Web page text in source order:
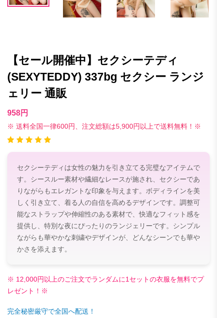
【セール開催中】セクシーテディ
(SEXYTEDDY) 337bg セクシー ランジ
ェリー 通販
958円
※ 送料全国一律600円、注文総額は5,900円以上で送料無料！※
セクシーテディは女性の魅力を引き立てる完璧なアイテムで
す。シースルー素材や繊細なレースが施され、セクシーであ
りながらもエレガントな印象を与えます。ボディラインを美
しく引き立て、着る人の自信を高めるデザインです。調整可
能なストラップや伸縮性のある素材で、快適なフィット感を
提供し、特別な夜にぴったりのランジェリーです。シンプル
ながらも華やかな刺繍やデザインが、どんなシーンでも華や
かさを添えます。
※ 12,000円以上のご注文でランダムに1セットの衣服を無料でプ
レゼント！※
完全秘密厳守で全国へ配送！